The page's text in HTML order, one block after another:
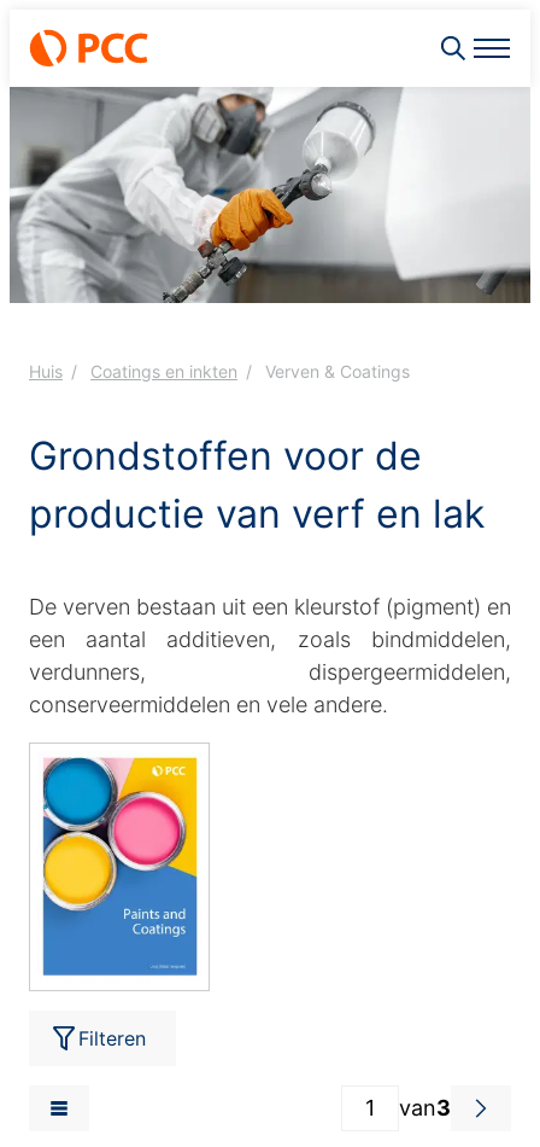
Huis Coatings en inkten Verven & Coatings
Grondstoffen voor de
productie van verf en lak
De verven bestaan uit een kleurstof (pigment) en
een aantal additieven, zoals bindmiddelen,
verdunners, dispergeermiddelen,
conserveermiddelen en vele andere.
Filteren
van3